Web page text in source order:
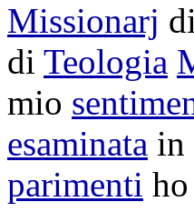
Missionarj di
di Teologia
mio
esaminata in
parimenti ho